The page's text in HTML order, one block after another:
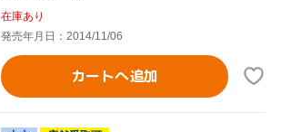
在庫あり
発売年月日：2014/11/06
カートへ追加